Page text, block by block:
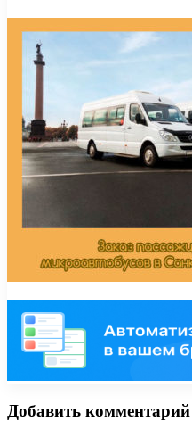
Добавить комментарий